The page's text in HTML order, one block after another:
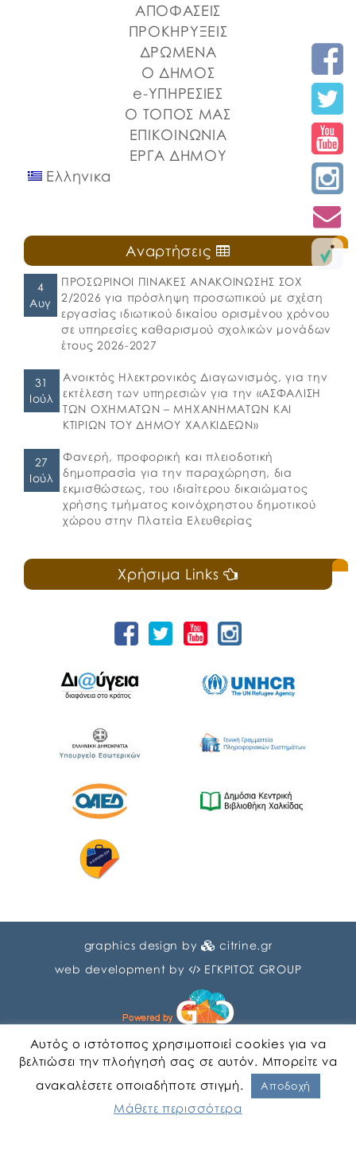
ΑΠΟΦΑΣΕΙΣ
ΠΡΟΚΗΡΥΞΕΙΣ
ΔΡΩΜΕΝΑ
Ο ΔΗΜΟΣ
e-ΥΠΗΡΕΣΙΕΣ
Ο ΤΟΠΟΣ ΜΑΣ
ΕΠΙΚΟΙΝΩΝΙΑ
ΕΡΓΑ ΔΗΜΟΥ
Ελληνικα
Αναρτήσεις
4
Αυγ
ΠΡΟΣΩΡΙΝΟΙ ΠΙΝΑΚΕΣ ΑΝΑΚΟΙΝΩΣΗΣ ΣΟΧ
2/2026 για πρόσληψη προσωπικού με σχέση
εργασίας ιδιωτικού δικαίου ορισμένου χρόνου
σε υπηρεσίες καθαρισμού σχολικών μονάδων
έτους 2026-2027
31
Ιούλ
Ανοικτός Ηλεκτρονικός Διαγωνισμός, για την
εκτέλεση των υπηρεσιών για την «ΑΣΦΑΛΙΣΗ
ΤΩΝ ΟΧΗΜΑΤΩΝ – ΜΗΧΑΝΗΜΑΤΩΝ ΚΑΙ
ΚΤΙΡΙΩΝ ΤΟΥ ΔΗΜΟΥ ΧΑΛΚΙΔΕΩΝ»
27
Ιούλ
Φανερή, προφορική και πλειοδοτική
δημοπρασία για την παραχώρηση, δια
εκμισθώσεως, του ιδιαίτερου δικαιώματος
χρήσης τμήματος κοινόχρηστου δημοτικού
χώρου στην Πλατεία Ελευθερίας
Χρήσιμα Links
graphics design by
citrine.gr
web development by
ΕΓΚΡΙΤΟΣ GROUP
Αυτός ο ιστότοπος χρησιμοποιεί cookies για να
βελτιώσει την πλοήγησή σας σε αυτόν. Μπορείτε να
ανακαλέσετε οποιαδήποτε στιγμή.
Αποδοχή
Μάθετε περισσότερα
Αγγλικα Ελληνικα